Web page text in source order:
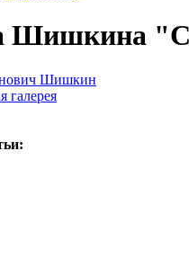
Шишкина
Шишкин
галерея